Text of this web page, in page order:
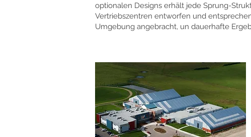
optionalen Designs erhält jede Sprung-
Vertriebszentren entworfen und
Umgebung angebracht, un dauerhafte